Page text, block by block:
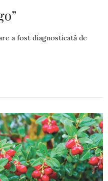
a fost diag­nosticată de